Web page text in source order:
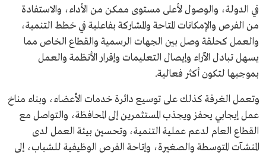
في الدولة، والوصول لأعلى مستوى ممكن من الأداء، والاستفادة
من الفرص والإمكانات المتاحة والمشاركة بفاعلية في خطط التنمية،
والعمل كحلقة وصل بين الجهات الرسمية والقطاع الخاص مما
يسهل تبادل الآراء وإيصال التعليمات وإقرار الأنظمة والعمل
بموجبها لتكون أكثر فعالية.
وتعمل الغرفة كذلك على توسيع دائرة خدمات الأعضاء، وبناء مناخ
عمل إيجابي يحفز ويجذب المستثمرين إلى المحافظة، والتواصل مع
القطاع العام لدعم عملية التنمية، وتحسين بيئة العمل لدى
المنشآت المتوسطة والصغيرة، وإتاحة الفرص الوظيفية للشباب، إلى